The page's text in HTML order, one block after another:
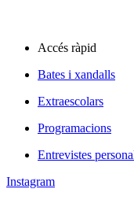
Accés ràpid
Bates i xandalls
Extraescolars
Programacions
Entrevistes
Instagram